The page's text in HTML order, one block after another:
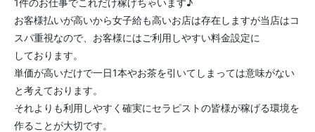
お客様払いが高いから女子給も高いお店は存在しますが当店はコ
スパ重視なので、お客様にはご利用しやすい料金設定に
しております。
単価が高いだけで一日1本やお茶を引いてしまっては意味がない
と考えております。
それよりも利用しやすく確実にセラピストの皆様が稼げる環境を
作ることが大切です。